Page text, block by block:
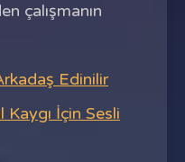
çalışmanın
Edinilir
İçin Sesli